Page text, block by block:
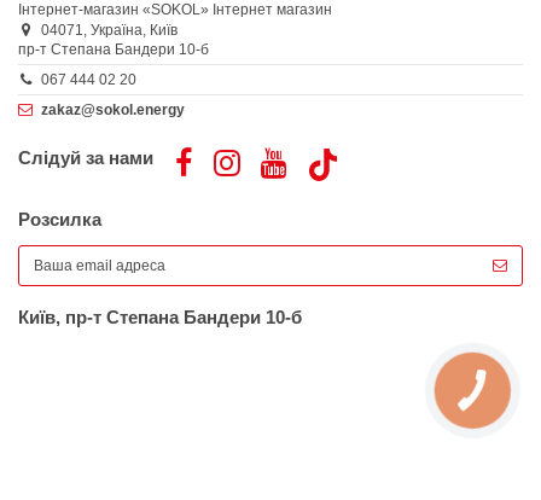
Інтернет-магазин «SOKOL» Інтернет магазин
04071, Україна, Київ
пр-т Степана Бандери 10-б
067 444 02 20
zakaz@sokol.energy
Слідуй за нами
Розсилка
Київ, пр-т Степана Бандери 10-б